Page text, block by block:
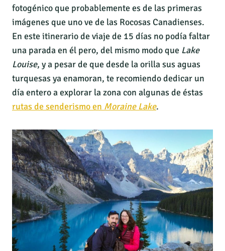
fotogénico que probablemente es de las primeras
imágenes que uno ve de las Rocosas Canadienses.
En este itinerario de viaje de 15 días no podía faltar
una parada en él pero, del mismo modo que Lake
Louise, y a pesar de que desde la orilla sus aguas
turquesas ya enamoran, te recomiendo dedicar un
día entero a explorar la zona con algunas de éstas
rutas de senderismo en Moraine Lake.